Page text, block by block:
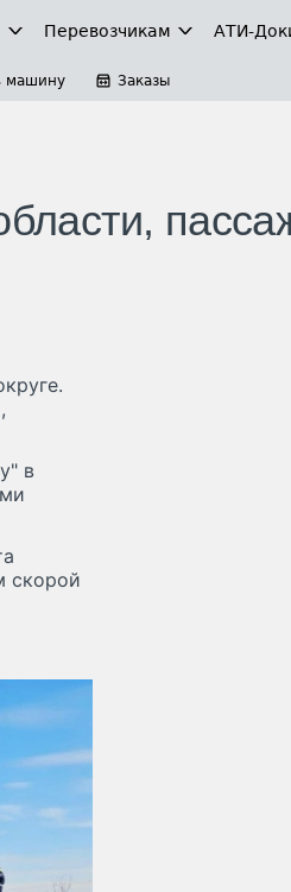
Перевозчикам АТИ-
машину Заказы
в
скорой